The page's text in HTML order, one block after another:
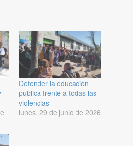
Defender la educación
pública frente a todas las
violencias
lunes, 29 de junio de 2026